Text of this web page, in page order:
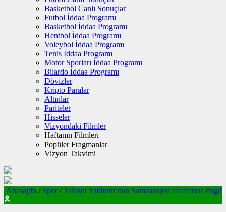
Basketbol Canlı Sonuçlar
Futbol İddaa Programı
Basketbol İddaa Programı
Hentbol İddaa Programı
Voleybol İddaa Programı
Tenis İddaa Programı
Motor Sporları İddaa Programı
Bilardo İddaa Programı
Dövizler
Kripto Paralar
Altınlar
Pariteler
Hisseler
Vizyondaki Filmler
Haftanın Filmleri
Popüler Fragmanlar
Vizyon Takvimi
Anasayfa / Spor / Yüksel Yıldırım’dan Samsunspor taraftarına övgü